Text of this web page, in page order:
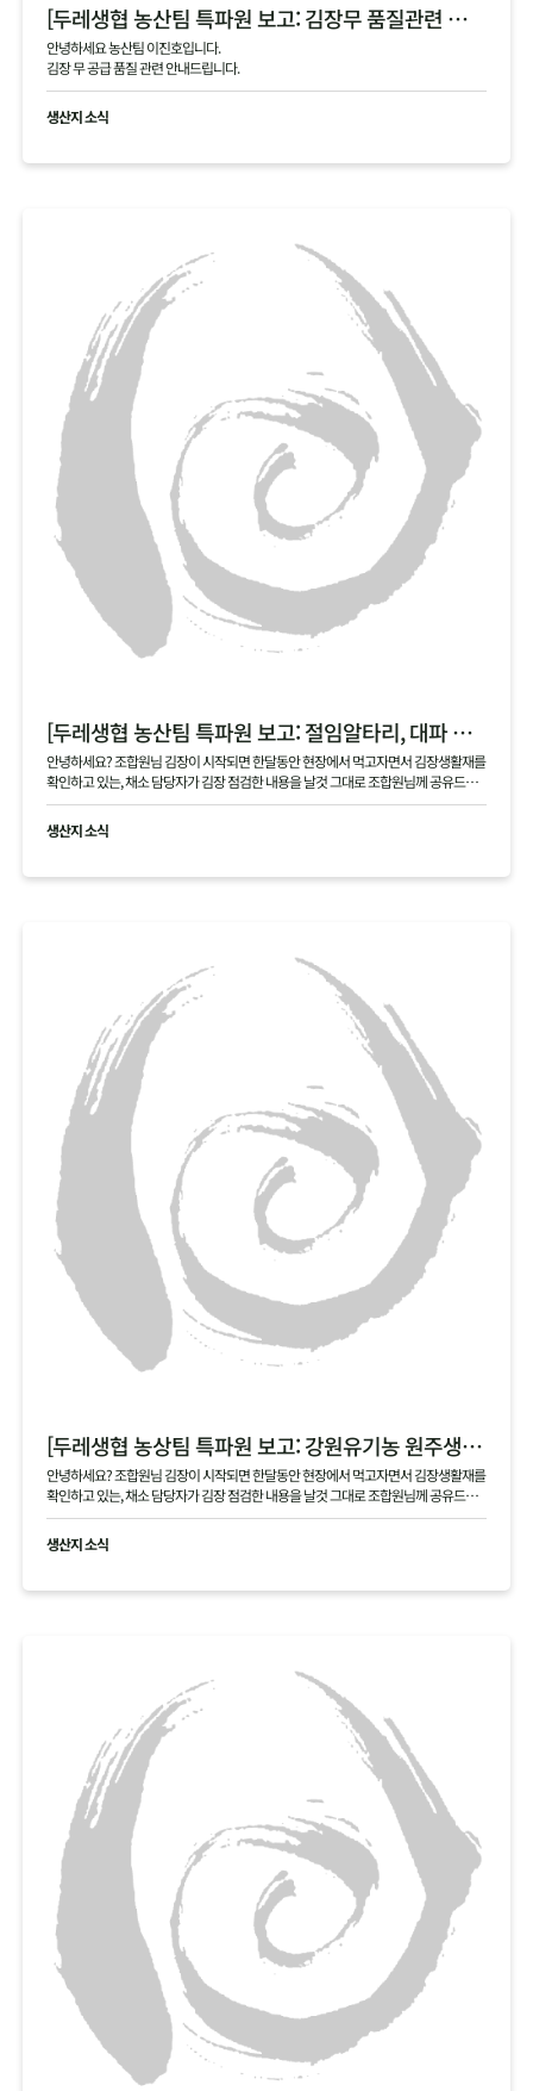
[두레생협 농산팀 특파원 보고: 김장무 품질관련 안내]
안녕하세요 농산팀 이진호입니다.
김장 무 공급 품질 관련 안내드립니다.
생산지 소식
[두레생협 농산팀 특파원 보고: 절임알타리, 대파 현장]
안녕하세요? 조합원님 김장이 시작되면 한달동안 현장에서 먹고자면서 김장생활재를
확인하고 있는, 채소 담당자가 김장 점검한 내용을 날것 그대로 조합원님께 공유드립
니다 .
생산지 소식
[두레생협 농상팀 특파원 보고: 강원유기농 원주생명농업 현장]
안녕하세요? 조합원님 김장이 시작되면 한달동안 현장에서 먹고자면서 김장생활재를
확인하고 있는, 채소 담당자가 김장 점검한 내용을 날것 그대로 조합원님께 공유드립
니다 .
생산지 소식